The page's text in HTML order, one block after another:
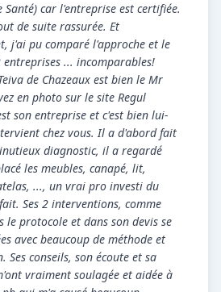
Santé) car l'entreprise est certifiée.
de suite rassurée. Et
j'ai pu comparé l'approche et le
... incomparables!
de Chazeaux est bien le Mr
en photo sur le site Regul
son entreprise et c'est bien lui-
chez vous. Il a d'abord fait
diagnostic, il a regardé
les meubles, canapé, lit,
..., un vrai pro investi du
Ses 2 interventions, comme
le protocole et dans son devis se
avec beaucoup de méthode et
Ses conseils, son écoute et sa
vraiment soulagée et aidée à